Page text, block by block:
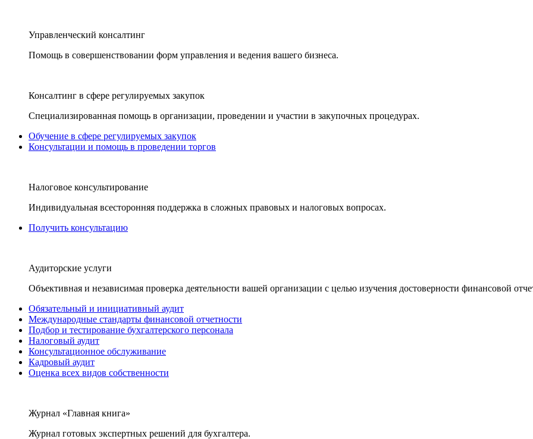
Управленческий консалтинг
Помощь в совершенствовании форм управления и ведения вашего бизнеса.
Консалтинг в сфере регулируемых закупок
Специализированная помощь в организации, проведении и участии в закупочных процедурах.
Обучение в сфере регулируемых закупок
Консультации и помощь в проведении торгов
Налоговое консультирование
Индивидуальная всесторонняя поддержка в сложных правовых и налоговых вопросах.
Получить консультацию
Аудиторские услуги
Объективная и независимая проверка деятельности вашей организации с целью изучения достоверности финансовой
Обязательный и инициативный аудит
Международные стандарты финансовой отчетности
Подбор и тестирование бухгалтерского персонала
Налоговый аудит
Консультационное обслуживание
Кадровый аудит
Оценка всех видов собственности
Журнал «Главная книга»
Журнал готовых экспертных решений для бухгалтера.